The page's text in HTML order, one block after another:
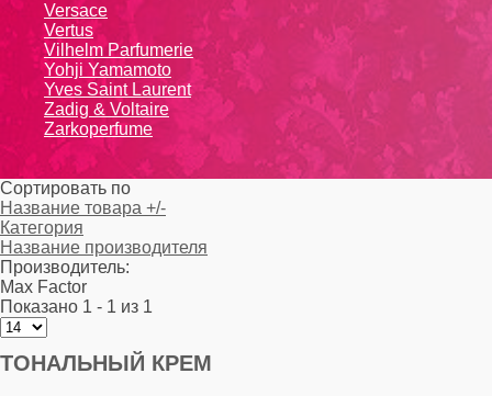
Versace
Vertus
Vilhelm Parfumerie
Yohji Yamamoto
Yvеs Sаint Lаurеnt
Zadig & Voltaire
Zarkoperfume
Сортировать по
Название товара +/-
Категория
Название производителя
Производитель:
Max Factor
Показано 1 - 1 из 1
ТОНАЛЬНЫЙ КРЕМ